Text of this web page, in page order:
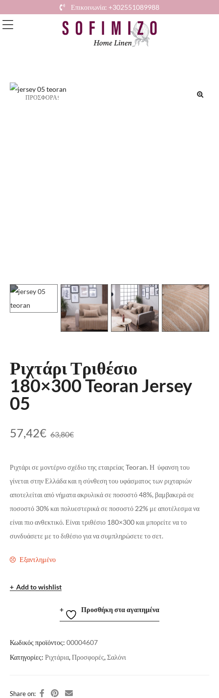
Επικοινωνία: +302551089988
ΠΡΟΣΦΟΡΆ!
Ριχτάρι Τριθέσιο
180×300 Teoran Jersey
05
63,80€
57,42€
Ριχτάρι σε μοντέρνο σχέδιο της εταιρείας Teoran. Η ύφανση του
γίνεται στην Ελλάδα και η σύνθεση του υφάσματος των ριχταριών
αποτελείται από νήματα ακρυλικά σε ποσοστό 48%, βαμβακερά σε
ποσοστό 30% και πολυεστερικά σε ποσοστό 22% με αποτέλεσμα να
είναι πιο ανθεκτικό. Είναι τριθέσιο 180×300 και μπορείτε να το
συνδυάσετε με το διθέσιο για να συμπληρώσετε το σετ.
Εξαντλημένο
Add to wishlist
Προσθήκη στα αγαπημένα
Κωδικός προϊόντος: 00004607
Κατηγορίες: Ριχτάρια,Προσφορές,Σαλόνι
Share on: